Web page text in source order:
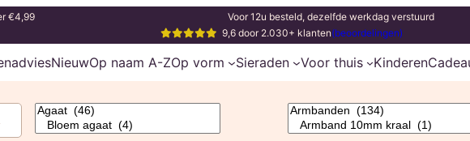
€4,99 Voor 12u besteld, dezelfde werkdag verstuurd
9,6 door 2.030+ klanten(beoordelingen)
NieuwOp naam A-ZOp vorm Sieraden Voor thuis Kinderen